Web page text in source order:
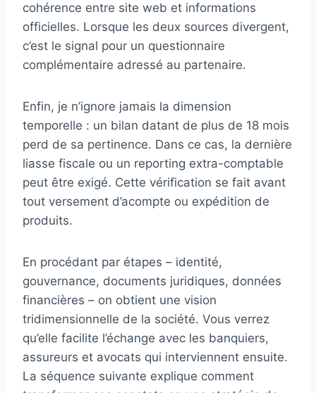
cohérence entre site web et informations
officielles. Lorsque les deux sources divergent,
c’est le signal pour un questionnaire
complémentaire adressé au partenaire.
Enfin, je n’ignore jamais la dimension
temporelle : un bilan datant de plus de 18 mois
perd de sa pertinence. Dans ce cas, la dernière
liasse fiscale ou un reporting extra-comptable
peut être exigé. Cette vérification se fait avant
tout versement d’acompte ou expédition de
produits.
En procédant par étapes – identité,
gouvernance, documents juridiques, données
financières – on obtient une vision
tridimensionnelle de la société. Vous verrez
qu’elle facilite l’échange avec les banquiers,
assureurs et avocats qui interviennent ensuite.
La séquence suivante explique comment